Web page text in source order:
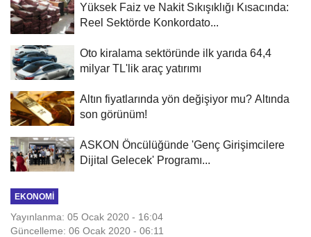
Yüksek Faiz ve Nakit Sıkışıklığı Kısacında:
Reel Sektörde Konkordato...
Oto kiralama sektöründe ilk yarıda 64,4
milyar TL'lik araç yatırımı
Altın fiyatlarında yön değişiyor mu? Altında
son görünüm!
ASKON Öncülüğünde 'Genç Girişimcilere
Dijital Gelecek' Programı...
EKONOMI
Yayınlanma: 05 Ocak 2020 - 16:04
Güncelleme: 06 Ocak 2020 - 06:11